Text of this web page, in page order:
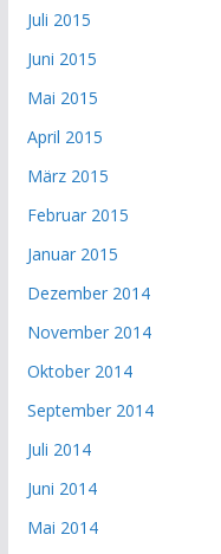
Juli 2015
Juni 2015
Mai 2015
April 2015
März 2015
Februar 2015
Januar 2015
Dezember 2014
November 2014
Oktober 2014
September 2014
Juli 2014
Juni 2014
Mai 2014